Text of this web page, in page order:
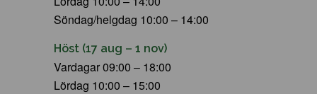
Söndag/helgdag 10:00 – 14:00
Höst (17 aug – 1 nov)
Vardagar 09:00 – 18:00
Lördag 10:00 – 15:00